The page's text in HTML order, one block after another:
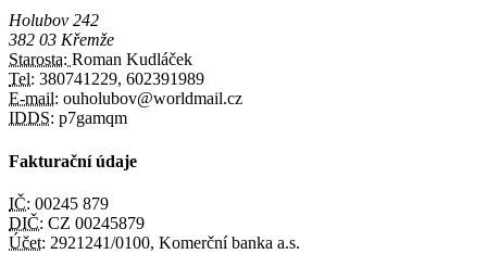
Holubov 242
382 03 Křemže
Starosta: Roman Kudláček
Tel: 380741229, 602391989
E-mail: ouholubov@worldmail.cz
IDDS: p7gamqm
Fakturační údaje
IČ: 00245 879
DIČ: CZ 00245879
Účet: 2921241/0100, Komerční banka a.s.